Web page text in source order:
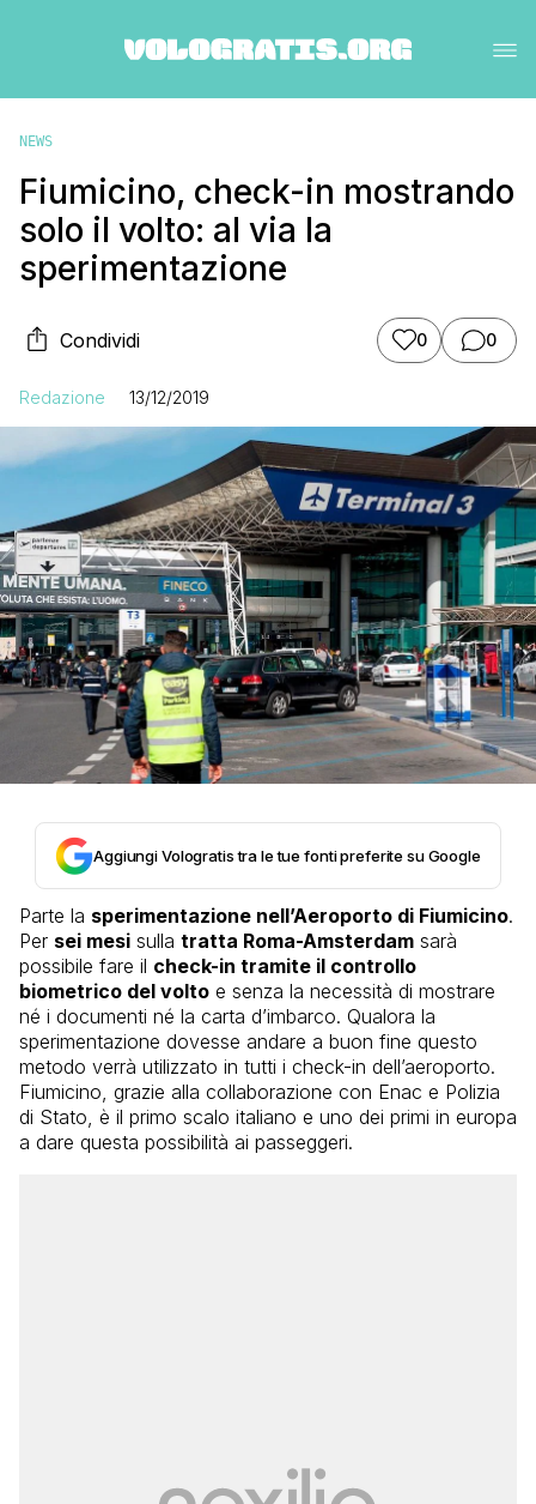
NEWS
Fiumicino, check-in mostrando
solo il volto: al via la
sperimentazione
Condividi 0 0
Redazione 13/12/2019
Aggiungi Vologratis tra le tue fonti preferite su Google
Parte la sperimentazione nell’Aeroporto di Fiumicino.
Per sei mesi sulla tratta Roma-Amsterdam sarà
possibile fare il check-in tramite il controllo
biometrico del volto e senza la necessità di mostrare
né i documenti né la carta d’imbarco. Qualora la
sperimentazione dovesse andare a buon fine questo
metodo verrà utilizzato in tutti i check-in dell’aeroporto.
Fiumicino, grazie alla collaborazione con Enac e Polizia
di Stato, è il primo scalo italiano e uno dei primi in europa
a dare questa possibilità ai passeggeri.